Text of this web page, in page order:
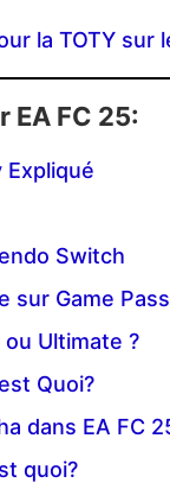
la TOTY sur
EA FC 25:
Expliqué
Switch
sur Game
ou Ultimate ?
Quoi?
dans EA FC
quoi?